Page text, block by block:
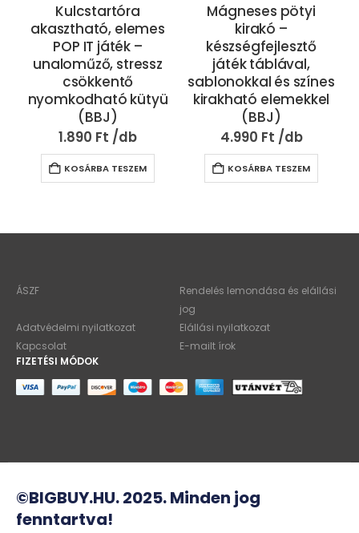
Kulcstartóra
akasztható, elemes
POP IT játék –
unaloműző, stressz
csökkentő
nyomkodható kütyü
(BBJ)
1.890 Ft
KOSÁRBA TESZEM
Mágneses pötyi
kirakó –
készségfejlesztő
játék táblával,
sablonokkal és színes
kirakható elemekkel
(BBJ)
4.990 Ft
KOSÁRBA TESZEM
ÁSZF
Rendelés lemondása és elállási
jog
Adatvédelmi nyilatkozat
Elállási nyilatkozat
Kapcsolat
E-mailt írok
FIZETÉSI MÓDOK
©BIGBUY.HU. 2025. Minden jog
fenntartva!